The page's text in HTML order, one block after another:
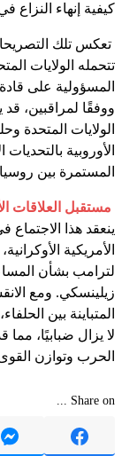
كيفية إنهاء النزاع
تعكس تلك
تتحمله الولايات
المسؤولية على قادة
ووفقًا لمراقبين،
الولايات المتحدة
الأوروبية
المستمرة بين روسيا
مستقبل العلاقات
ينعقد هذا
الأمريكية
لترامب بشأن
زيلينسكي. ومع
المتباينة بين
لا يزال ضبابيًا،
الحرب وتوازن
Share on ...